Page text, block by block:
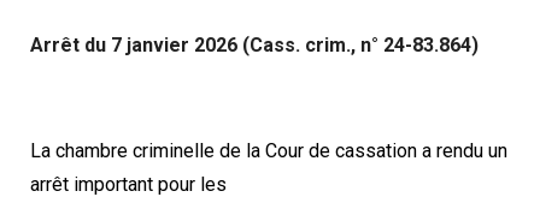
Arrêt du 7 janvier 2026 (Cass. crim., n° 24-83.864)
La chambre criminelle de la Cour de cassation a rendu un
arrêt important pour les